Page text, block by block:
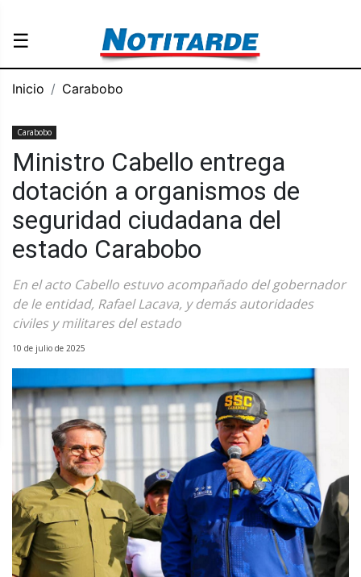
☰
Inicio Carabobo
Carabobo
Ministro Cabello entrega
dotación a organismos de
seguridad ciudadana del
estado Carabobo
En el acto Cabello estuvo acompañado del gobernador
de le entidad, Rafael Lacava, y demás autoridades
civiles y militares del estado
10 de julio de 2025